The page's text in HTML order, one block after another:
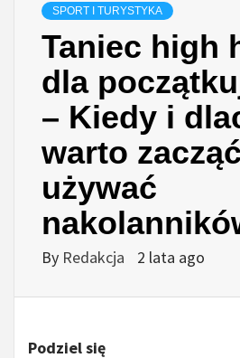
SPORT I TURYSTYKA
Taniec high
dla
– Kiedy i
warto zacząć
używać
By Redakcja 2 lata ago
Podziel się